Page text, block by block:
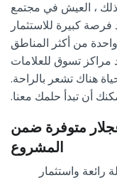
ذلك ، العيش في مجتمع
كبيرة للاستثمار
من أكثر المناطق
مراكز تسوق للعلامات
هناك تشعر بالراحة.
أن تبدأ حلمك معنا.
متوفرة ضمن
المشروع
رائعة واستثمار